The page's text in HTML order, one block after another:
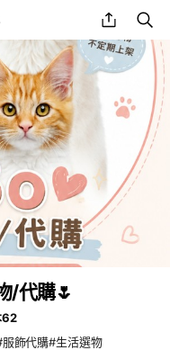
share
/代購🌷
62
飾代購#生活選物